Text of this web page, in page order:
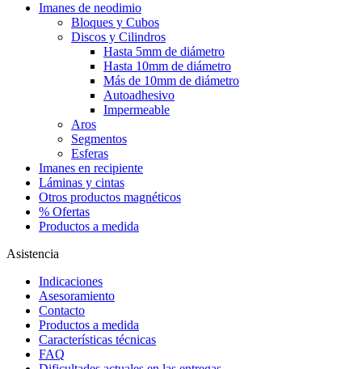
Imanes de neodimio
Bloques y Cubos
Discos y Cilindros
Hasta 5mm de diámetro
Hasta 10mm de diámetro
Más de 10mm de diámetro
Autoadhesivo
Impermeable
Aros
Segmentos
Esferas
Imanes en recipiente
Láminas y cintas
Otros productos magnéticos
% Ofertas
Productos a medida
Asistencia
Indicaciones
Asesoramiento
Contacto
Productos a medida
Características técnicas
FAQ